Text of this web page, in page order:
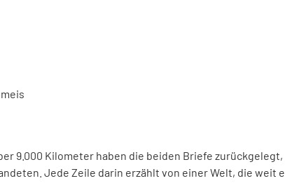
9.000 Kilometer haben die beiden Briefe
Jede Zeile darin erzählt von einer Welt, die weit